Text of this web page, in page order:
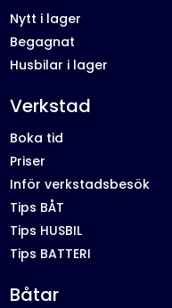
Nytt i lager
Begagnat
Husbilar i lager
Verkstad
Boka tid
Priser
Inför verkstadsbesök
Tips BÅT
Tips HUSBIL
Tips BATTERI
Båtar